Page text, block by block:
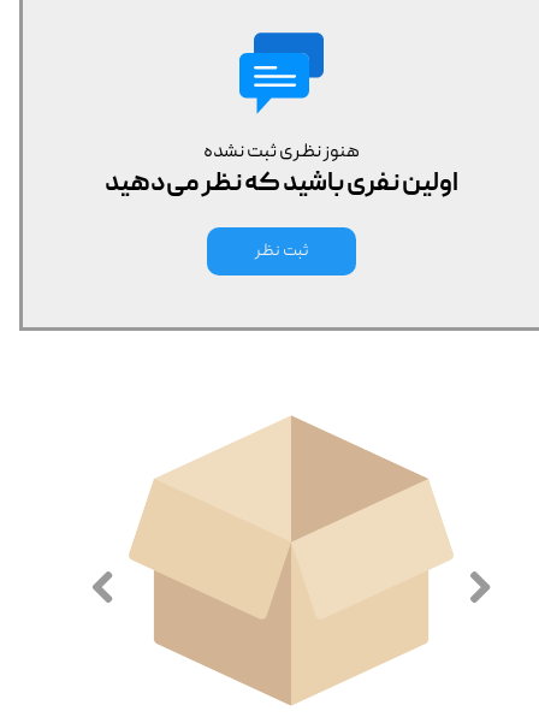
هنوز نظری ثبت نشده
اولین نفری باشید که نظر می‌دهید
ثبت نظر